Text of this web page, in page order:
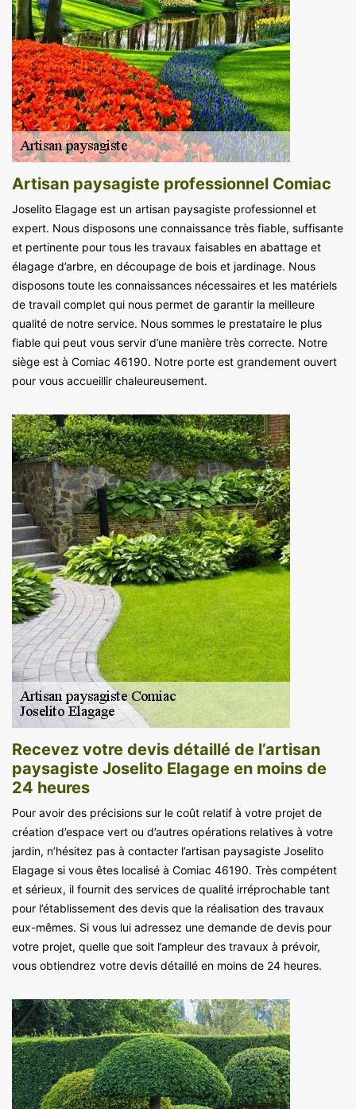
Artisan paysagiste professionnel Comiac
Joselito Elagage est un artisan paysagiste professionnel et
expert. Nous disposons une connaissance très fiable, suffisante
et pertinente pour tous les travaux faisables en abattage et
élagage d’arbre, en découpage de bois et jardinage. Nous
disposons toute les connaissances nécessaires et les matériels
de travail complet qui nous permet de garantir la meilleure
qualité de notre service. Nous sommes le prestataire le plus
fiable qui peut vous servir d’une manière très correcte. Notre
siège est à Comiac 46190. Notre porte est grandement ouvert
pour vous accueillir chaleureusement.
Recevez votre devis détaillé de l’artisan
paysagiste Joselito Elagage en moins de
24 heures
Pour avoir des précisions sur le coût relatif à votre projet de
création d’espace vert ou d’autres opérations relatives à votre
jardin, n’hésitez pas à contacter l’artisan paysagiste Joselito
Elagage si vous êtes localisé à Comiac 46190. Très compétent
et sérieux, il fournit des services de qualité irréprochable tant
pour l’établissement des devis que la réalisation des travaux
eux-mêmes. Si vous lui adressez une demande de devis pour
votre projet, quelle que soit l’ampleur des travaux à prévoir,
vous obtiendrez votre devis détaillé en moins de 24 heures.